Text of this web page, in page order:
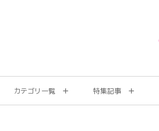
カテゴリ一覧 特集記事